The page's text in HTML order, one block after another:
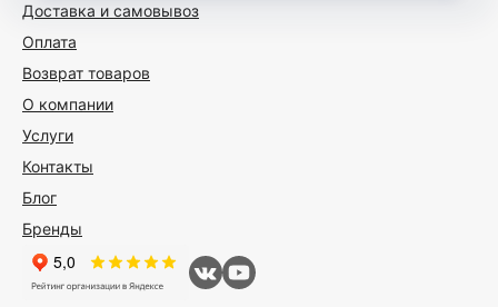
Доставка и самовывоз
Оплата
Возврат товаров
О компании
Услуги
Контакты
Блог
Бренды